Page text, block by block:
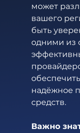
может
вашего
быть
одними из
надёжное
средств.
Важно